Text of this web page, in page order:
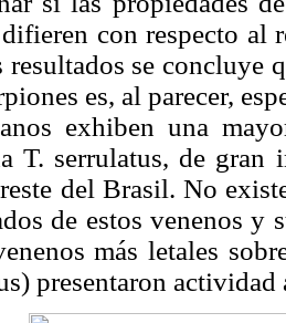
con respecto al
resultados se concluye
es, al parecer,
exhiben una
T. serrulatus, de
del Brasil. No
de estos venenos y
más letales
presentaron